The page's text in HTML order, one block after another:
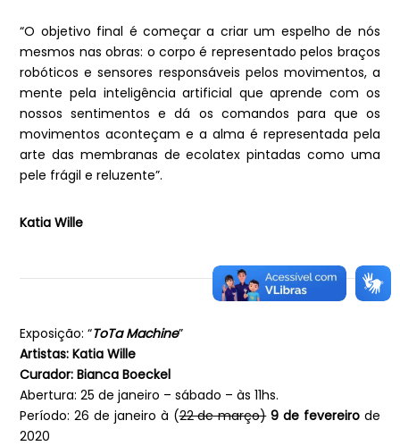
“O objetivo final é começar a criar um espelho de nós
mesmos nas obras: o corpo é representado pelos braços
robóticos e sensores responsáveis pelos movimentos, a
mente pela inteligência artificial que aprende com os
nossos sentimentos e dá os comandos para que os
movimentos aconteçam e a alma é representada pela
arte das membranas de ecolatex pintadas como uma
pele frágil e reluzente”.
Katia Wille
Exposição: “ToTa Machine”
Artistas:Katia Wille
Curador: Bianca Boeckel
Abertura: 25 de janeiro – sábado – às 11hs.
Período: 26 de janeiro à (22 de março) 9 de fevereirode
2020